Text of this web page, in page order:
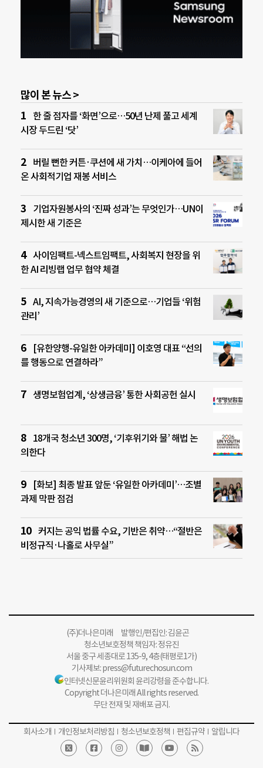
많이 본 뉴스 >
한 줄 점자를 ‘화면’으로…50년 난제 풀고 세계
시장 두드린 ‘닷’
버릴 뻔한 커튼·쿠션에 새 가치…이케아에 들어
온 사회적기업 재봉 서비스
기업자원봉사의 ‘진짜 성과’는 무엇인가…UN이
제시한 새 기준은
사이임팩트-넥스트임팩트, 사회복지 현장을 위
한 AI 리빙랩 업무 협약 체결
AI, 지속가능경영의 새 기준으로…기업들 ‘위험
관리’
[유한양행-유일한 아카데미] 이호영 대표 “선의
를 행동으로 연결하라”
생명보험업계, ‘상생금융’ 통한 사회공헌 실시
18개국 청소년 300명, ‘기후위기와 물’ 해법 논
의한다
[화보] 최종 발표 앞둔 ‘유일한 아카데미’…조별
과제 막판 점검
커지는 공익 법률 수요, 기반은 취약…“절반은
비정규직·나홀로 사무실”
(주)더나은미래 발행인/편집인: 김윤곤
청소년보호정책 책임자: 정유진
서울 중구 세종대로 135-9, 4층(태평로1가)
기사제보:press@futurechosun.com
인터넷신문윤리위원회 윤리강령을 준수합니다.
Copyright 더나은미래 All rights reserved.
무단 전재 및 재배포 금지.
회사소개 개인정보처리방침 청소년보호정책 편집규약 알립니다